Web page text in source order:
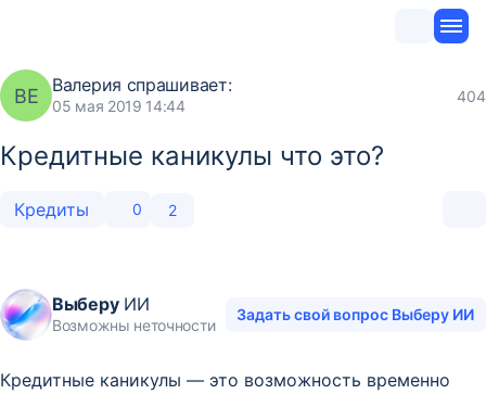
ВЕ Валерия спрашивает:
05 мая 2019 14:44
404
Кредитные каникулы что это?
Кредиты 0 2
ВыберуИИ
Возможны неточности
Задать свой вопрос Выберу ИИ
Кредитные каникулы — это возможность временно